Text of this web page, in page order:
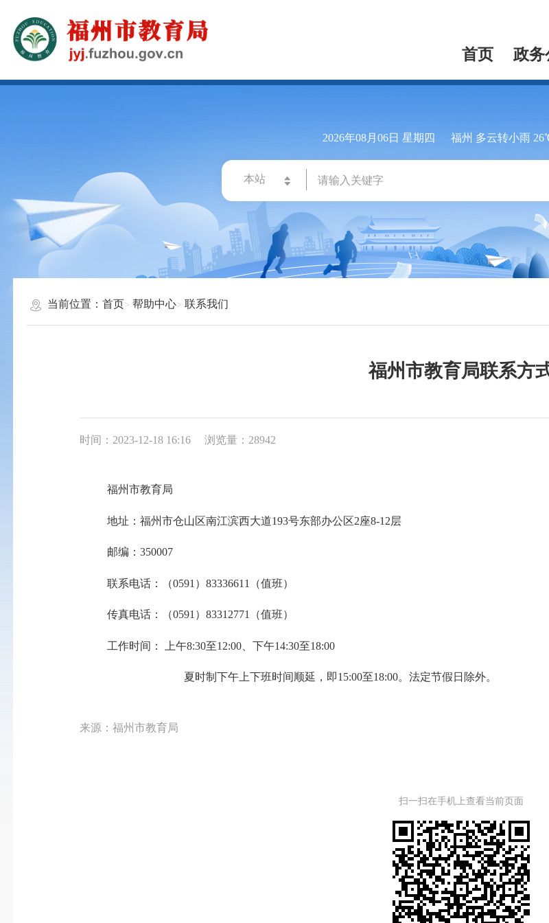
首页 政务
2026年08月06日 星期四 福州 多云转小雨
当前位置：首页 帮助中心 联系我们
福州市教育局联系方
时间：2023-12-18 16:16 浏览量：28942
福州市教育局
地址：福州市仓山区南江滨西大道193号东部办公区2座8-12层
邮编：350007
联系电话：（0591）83336611 （值班）
传真电话 ：（0591）83312771 （值班）
工作时间： 上午8:30至12:00、下午14:30至18:00
夏时制下午上下班时间顺延，即15:00至18:00。法定节假日除外。
来源：福州市教育局
扫一扫在手机上查看当前页面